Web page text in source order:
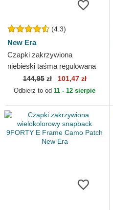
(4.3)
New Era
Czapki zakrzywiona
niebieski taśma regulowana
9TWENTY Draft Edition 2023
Golden State Warriors...
144,95zł 101,47 zł
Odbierz to od 11 - 12 sierpie